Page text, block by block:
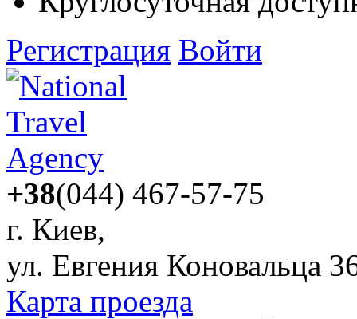
Регистрация Войти
+38(044) 467-57-75
г. Киев,
ул. Евгения Коновальца
Карта проезда